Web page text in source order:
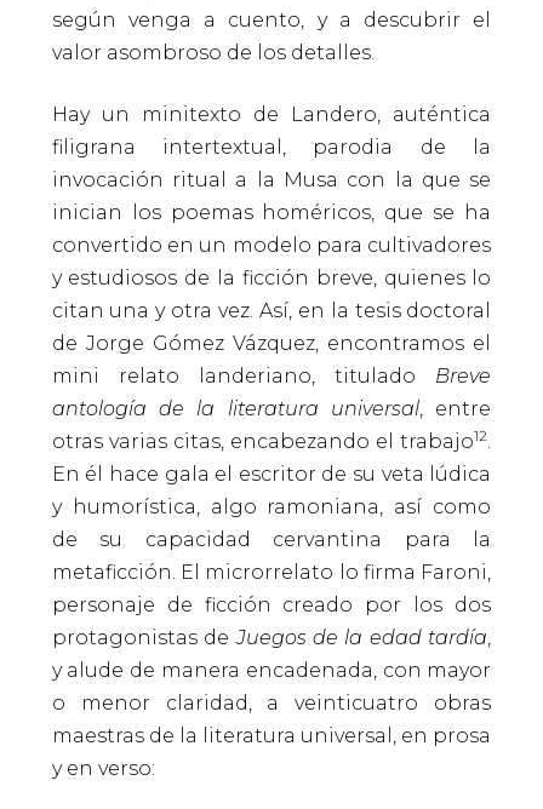
según venga a cuento, y a descubrir el
valor asombroso de los detalles.
Hay un minitexto de Landero, auténtica
filigrana intertextual, parodia de la
invocación ritual a la Musa con la que se
inician los poemas homéricos, que se ha
convertido en un modelo para cultivadores
y estudiosos de la ficción breve, quienes lo
citan una y otra vez. Así, en la tesis doctoral
de Jorge Gómez Vázquez, encontramos el
mini relato landeriano, titulado Breve
antología de la literatura universal , entre
otras varias citas, encabezando el trabajo12
En él hace gala el escritor de su veta lúdica
y humorística, algo ramoniana, así como
de su capacidad cervantina para la
metaficción. El microrrelato lo firma Faroni,
personaje de ficción creado por los dos
protagonistas deJuegos de la edad tardía
y alude de manera encadenada, con mayor
o menor claridad, a veinticuatro obras
maestras de la literatura universal, en prosa
y en verso: